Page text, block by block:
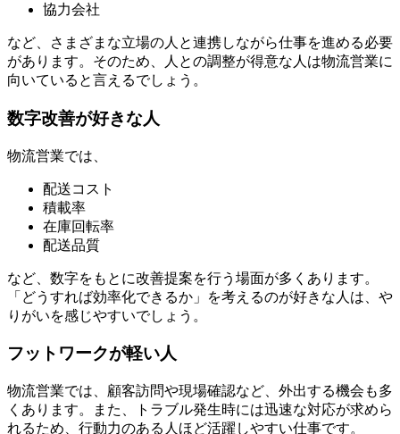
協力会社
など、さまざまな立場の人と連携しながら仕事を進める必要
があります。そのため、人との調整が得意な人は物流営業に
向いていると言えるでしょう。
数字改善が好きな人
物流営業では、
配送コスト
積載率
在庫回転率
配送品質
など、数字をもとに改善提案を行う場面が多くあります。
「どうすれば効率化できるか」を考えるのが好きな人は、や
りがいを感じやすいでしょう。
フットワークが軽い人
物流営業では、顧客訪問や現場確認など、外出する機会も多
くあります。また、トラブル発生時には迅速な対応が求めら
れるため、行動力のある人ほど活躍しやすい仕事です。